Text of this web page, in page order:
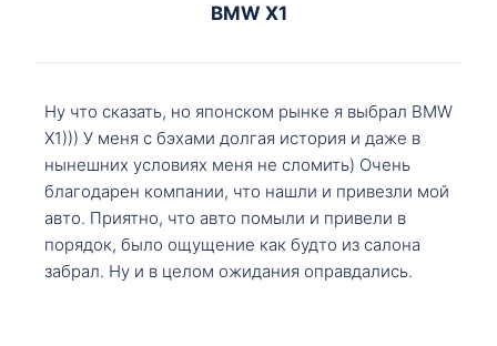
BMW X1
Ну что сказать, но японском рынке я выбрал BMW
X1))) У меня с бэхами долгая история и даже в
нынешних условиях меня не сломить) Очень
благодарен компании, что нашли и привезли мой
авто. Приятно, что авто помыли и привели в
порядок, было ощущение как будто из салона
забрал. Ну и в целом ожидания оправдались.